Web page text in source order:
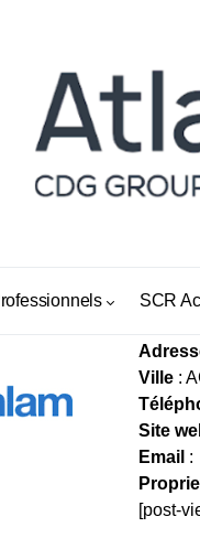
SCR
Ville :
Site
Email :
[post-